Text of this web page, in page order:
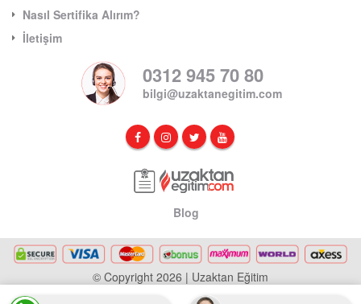
Nasıl Sertifika Alırım?
İletişim
0312 945 70 80
bilgi@uzaktanegitim.com
Blog
© Copyright 2026 | Uzaktan Eğitim